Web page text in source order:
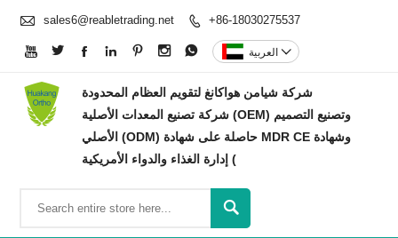
 sales6@reabletrading.net  +86-18030275537
       العربية 
شركة شيامن هواكانغ لتقويم العظام المحدودة
شركة تصنيع المعدات الأصلية (OEM) وتصنيع التصميم
الأصلي (ODM) حاصلة على شهادة MDR CE وشهادة
إدارة الغذاء والدواء الأمريكية (
